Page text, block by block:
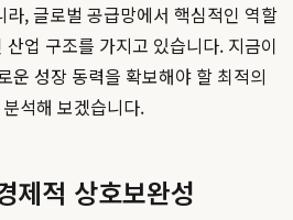
, 글로벌 공급망에서 핵심적인 역할
업 구조를 가지고 있습니다. 지금이
운 성장 동력을 확보해야 할 최적의
석해 보겠습니다.
제적 상호보완성